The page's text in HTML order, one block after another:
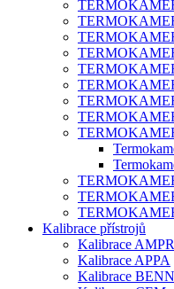
Kalibrace přístrojů
Kalibrace
Kalibrace APPA
Kalibrace